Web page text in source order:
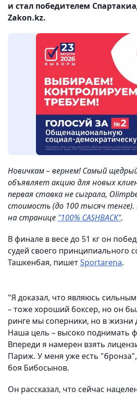
и стал победителем
Zakon.kz.
Новичкам – вернем! Самый
объявляет акцию для новых
первая ставка не сыграла,
стоимость (до 100 тысяч тенге).
на странице "100% CASHBACK".
В финале в весе до 51 кг он
судей своего принципиального
Ташкенбая, пишетSportarena.
"Я доказал, что являюсь
– тоже хороший боксер, но он
ринге мы соперники, но в жизни
Наша цель – высоко поднимать
Впереди я намерен взять
Париж. У меня уже есть
боя Бибосынов.
Он рассказал, что сейчас